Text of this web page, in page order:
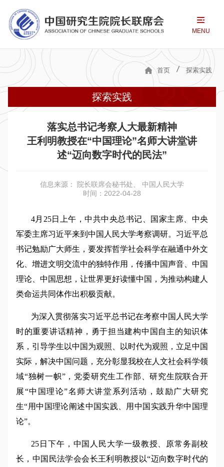
MENU
首页 探索实践
探索实践
落实总书记考察人大最新精神
王利明教授在“中国理论”名师大讲堂讲
述“迈向数字时代的民法”
信息来源： 院长联席会秘书处、 中国人民大学
时间：2022-04-28
4月25日上午，中共中央总书记、国家主席、中央
军委主席习近平来到中国人民大学考察调研。习近平总
书记勉励广大师生，要发挥哲学社会科学在融通中外文
化、增进文明交流中的独特作用，传播中国声音、中国
理论、中国思想，让世界更好读懂中国，为推动构建人
类命运共同体作出积极贡献。
为深入贯彻落实习近平总书记在考察中国人民大学
时的重要讲话精神，勇于担当建构中国自主的知识体
系，引导学生以中国为观照、以时代为观照，立足中国
实际，解决中国问题，充分彰显我校在人文社会科学领
域“独树一帜”，党委研究生工作部、研究生院联合开
展“中国理论”名师大讲堂系列活动，鼓励广大研究
生“用中国理论阐述中国实践、用中国实践升华中国理
论”。
25日下午，中国人民大学一级教授、原常务副校
长，中国民法学会会长王利明教授以“迈向数字时代的